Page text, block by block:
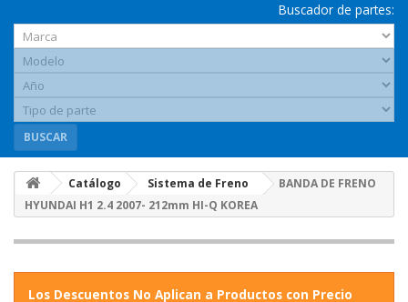
Buscador de partes:
BUSCAR
Catálogo Sistema de Freno
BANDA DE FRENO
HYUNDAI H1 2.4 2007- 212mm HI-Q KOREA
Los Descuentos No Aplican a Productos con Precio